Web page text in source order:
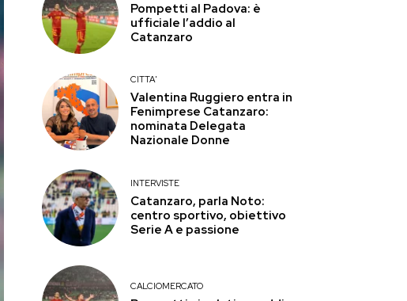
Pompetti al Padova: è
ufficiale l’addio al
Catanzaro
CITTA'
Valentina Ruggiero entra in
Fenimprese Catanzaro:
nominata Delegata
Nazionale Donne
INTERVISTE
Catanzaro, parla Noto:
centro sportivo, obiettivo
Serie A e passione
CALCIOMERCATO